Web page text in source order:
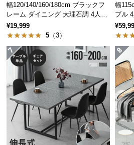
梱
設
置
サ
ー
ビ
ス
に
つ
い
て
幅120/140/160/180cm ブラックフ
レーム ダイニング 大理石調 4人掛
け
¥19,999
5 （3）
幅
ブル
子デザ